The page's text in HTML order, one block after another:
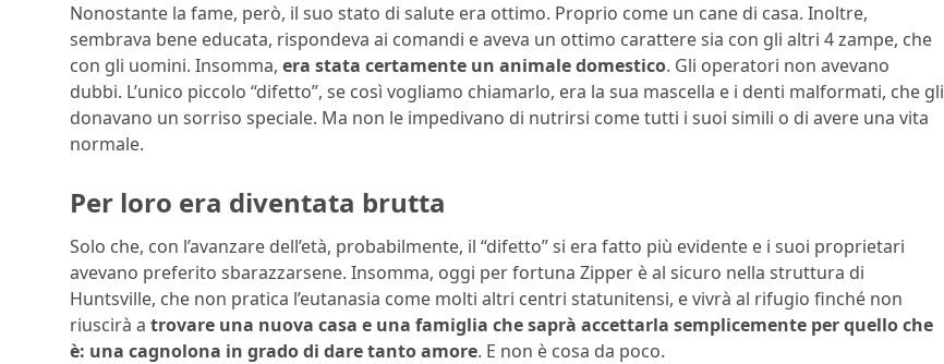
Nonostante la fame, però, il suo stato di salute era ottimo. Proprio come un cane di casa. Inoltre,
sembrava bene educata, rispondeva ai comandi e aveva un ottimo carattere sia con gli altri 4 zampe, che
con gli uomini. Insomma, era stata certamente un animale domestico. Gli operatori non avevano
dubbi. L’unico piccolo “difetto”, se così vogliamo chiamarlo, era la sua mascella e i denti malformati, che gli
donavano un sorriso speciale. Ma non le impedivano di nutrirsi come tutti i suoi simili o di avere una vita
normale.
Per loro era diventata brutta
Solo che, con l’avanzare dell’età, probabilmente, il “difetto” si era fatto più evidente e i suoi proprietari
avevano preferito sbarazzarsene. Insomma, oggi per fortuna Zipper è al sicuro nella struttura di
Huntsville, che non pratica l’eutanasia come molti altri centri statunitensi, e vivrà al rifugio finché non
riuscirà a trovare una nuova casa e una famiglia che saprà accettarla semplicemente per quello che
è: una cagnolona in grado di dare tanto amore. E non è cosa da poco.